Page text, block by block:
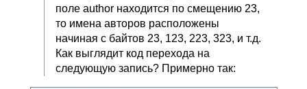
поле author находится по смещению 23,
то имена авторов расположены
начиная с байтов 23, 123, 223, 323, и т.д.
Как выглядит код перехода на
следующую запись? Примерно так: